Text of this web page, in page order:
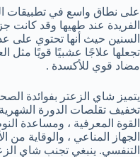
على نطاق واسع في تطبيقات
الفريدة عند طهيها وقد كانت
السنين حيث أنها تحتوي على
تجعلها علاجًا عشبيًا قويًا مثل
مضاد قوي للأكسدة .
يتميز شاي الزعتر بفوائدة
تخفيف تقلصات الدورة
القوة المعرفية ، ومساعدة
الجهاز المناعي ، والوقاية من
التنفسي. ينبغي تجنب شاي